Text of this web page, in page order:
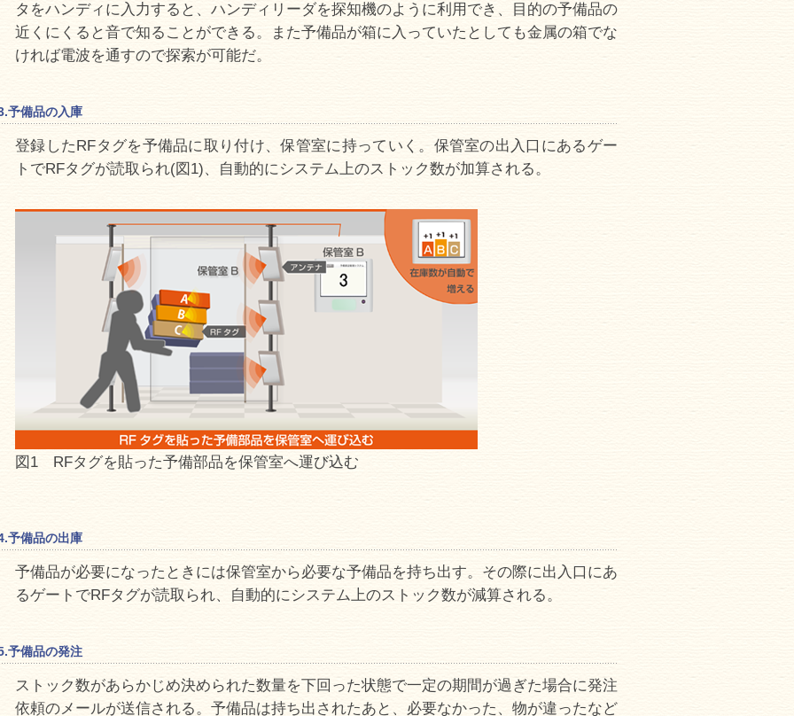
タをハンディに入力すると、ハンディリーダを探知機のように利用でき、目的の予備品の
近くにくると音で知ることができる。また予備品が箱に入っていたとしても金属の箱でな
ければ電波を通すので探索が可能だ。
予備品の入庫
登録したRFタグを予備品に取り付け、保管室に持っていく。保管室の出入口にあるゲー
トでRFタグが読取られ(図1)、自動的にシステム上のストック数が加算される。
図1 RFタグを貼った予備部品を保管室へ運び込む
予備品の出庫
予備品が必要になったときには保管室から必要な予備品を持ち出す。その際に出入口にあ
るゲートでRFタグが読取られ、自動的にシステム上のストック数が減算される。
予備品の発注
ストック数があらかじめ決められた数量を下回った状態で一定の期間が過ぎた場合に発注
依頼のメールが送信される。予備品は持ち出されたあと、必要なかった、物が違ったなど